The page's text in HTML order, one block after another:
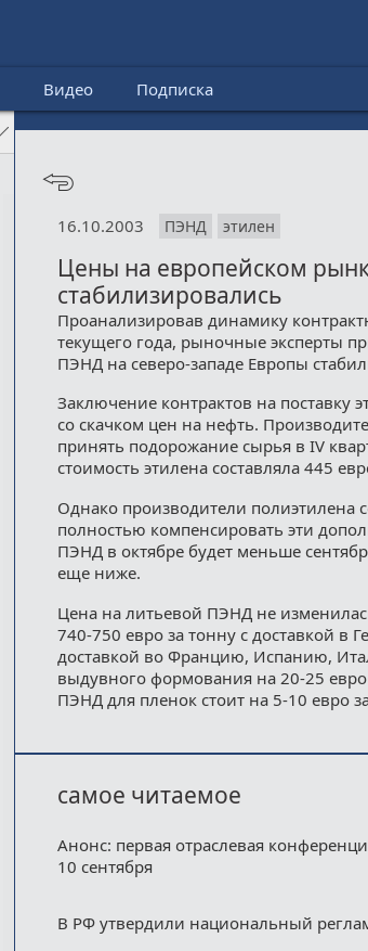
Видео Подписка
16.10.2003 ПЭНД этилен
Цены на европейском
стабилизировались
Проанализировав динамику
текущего года, рыночные эксперты
ПЭНД на северо-западе Европы
Заключение контрактов на поставку
со скачком цен на нефть.
принять подорожание сырья в IV
стоимость этилена составляла 445
Однако производители полиэтилена
полностью компенсировать эти
ПЭНД в октябре будет меньше
еще ниже.
Цена на литьевой ПЭНД не
740-750 евро за тонну с доставкой в
доставкой во Францию, Испанию,
выдувного формования на 20-25
ПЭНД для пленок стоит на 5-10 евро
самое читаемое
Анонс: первая отраслевая
10 сентября
В РФ утвердили национальный